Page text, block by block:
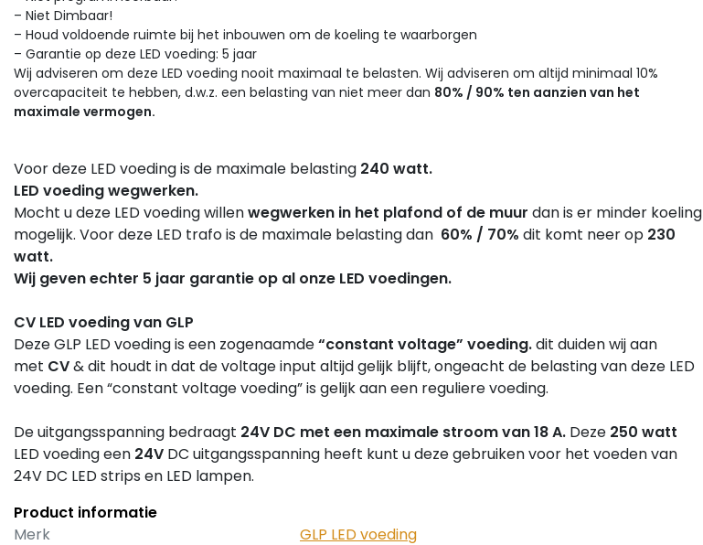
– Niet Dimbaar!
– Houd voldoende ruimte bij het inbouwen om de koeling​ te waarborgen
– Garantie op deze LED voeding: 5 jaar
Wij adviseren om deze LED voeding nooit maximaal te belasten. Wij adviseren om altijd minimaal 10%
overcapaciteit te hebben, d.w.z. een belasting van niet meer dan 80% / 90% ten aanzien van het
maximale vermogen.
Voor deze LED voeding is de maximale belasting 240 watt.
LED voeding wegwerken.
Mocht u deze LED voeding willenwegwerken in het plafond of de muur dan is er minder koeling
mogelijk. Voor deze LED trafo is de maximale belasting dan 60% / 70% dit komt neer op 230
watt.
Wij geven echter 5 jaar garantie op al onze LED voedingen.
CV LED voeding van GLP
Deze GLP LED voeding is een zogenaamde“constant voltage” voeding.dit duiden wij aan
met CV& dit houdt in dat de voltage input altijd gelijk blijft, ongeacht de belasting van deze LED
voeding. Een “constant voltage voeding” is gelijk aan een reguliere voeding.
De uitgangsspanning bedraagt 24V DC met een maximale stroom van 18 A. Deze 250 watt
LED voeding een 24V DC uitgangsspanning heeft kunt u deze gebruiken voor het voeden van
24V DC LED strips en LED lampen.
Product informatie
Merk
GLP LED voeding